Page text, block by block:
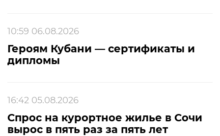
10:59 06.08.2026
Героям Кубани — сертификаты и
дипломы
16:42 05.08.2026
Спрос на курортное жилье в Сочи
вырос в пять раз за пять лет